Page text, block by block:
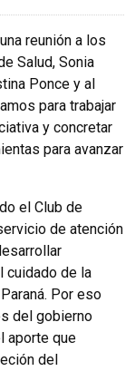
reunión a los
Salud, Sonia
Ponce y al
para trabajar
y concretar
para avanzar
el Club de
de atención
cuidado de la
Por eso
del gobierno
aporte que
del